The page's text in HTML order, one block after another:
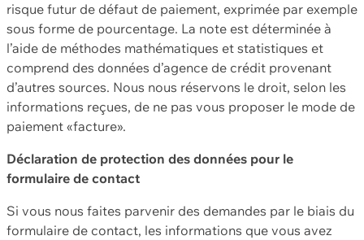
risque futur de défaut de paiement, exprimée par exemple
sous forme de pourcentage. La note est déterminée à
l’aide de méthodes mathématiques et statistiques et
comprend des données d’agence de crédit provenant
d’autres sources. Nous nous réservons le droit, selon les
informations reçues, de ne pas vous proposer le mode de
paiement «facture».
Déclaration de protection des données pour le
formulaire de contact
Si vous nous faites parvenir des demandes par le biais du
formulaire de contact, les informations que vous avez